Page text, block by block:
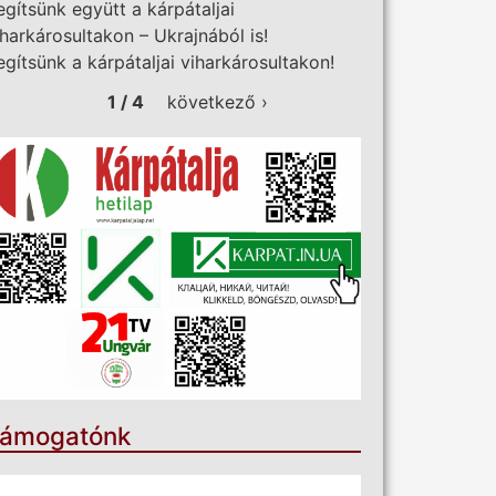
együtt a kárpátaljai
– Ukrajnából is!
a kárpátaljai viharkárosultakon!
1 / 4
következő ›